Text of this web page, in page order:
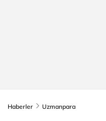
Haberler Uzmanpara